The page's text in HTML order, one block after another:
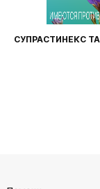
СУПРАСТИНЕКС